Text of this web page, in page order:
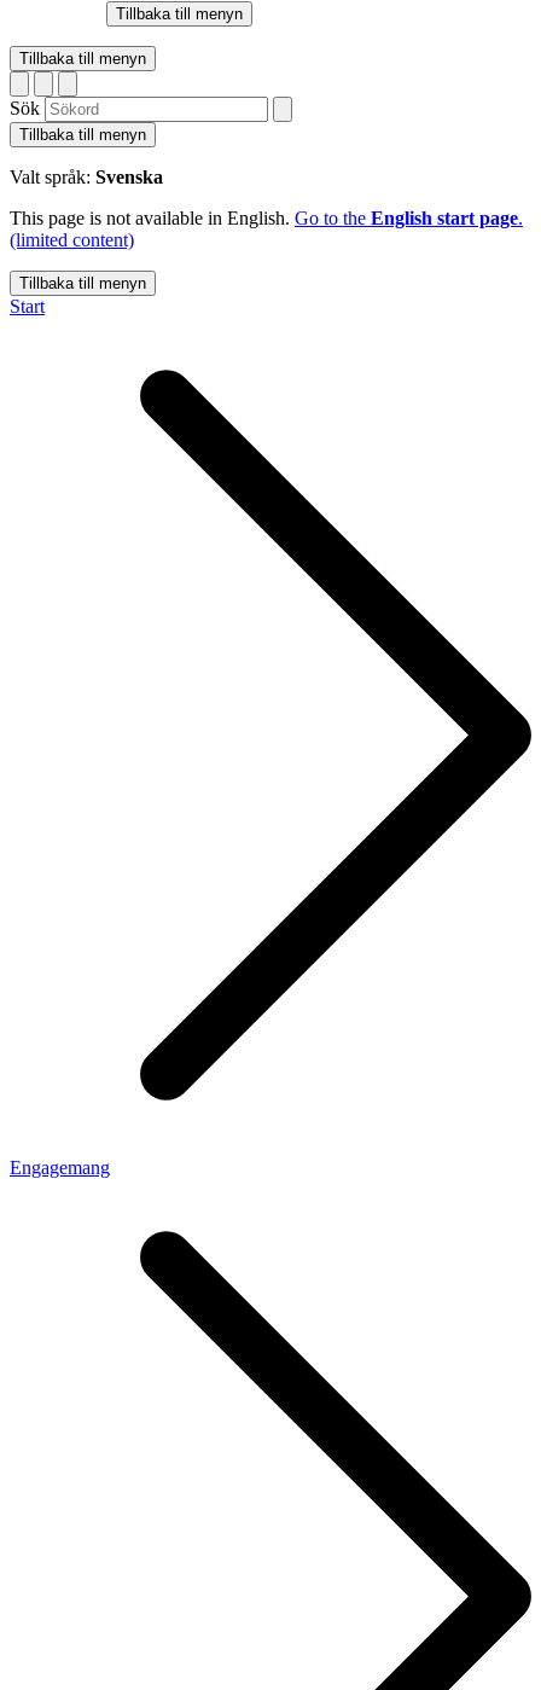
Tillbaka till menyn
Tillbaka till menyn
Sök
Tillbaka till menyn
Valt språk: Svenska
This page is not available in English. Go to the English start page.
(limited content)
Tillbaka till menyn
Start
Engagemang